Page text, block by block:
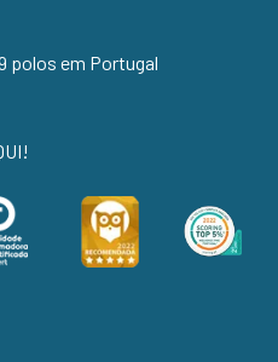
polos em Portugal